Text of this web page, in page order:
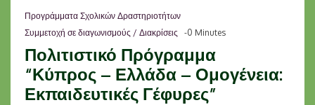
Προγράμματα Σχολικών Δραστηριοτήτων
Συμμετοχή σε διαγωνισμούς / Διακρίσεις
-0 Minutes
Πολιτιστικό Πρόγραμμα
“Κύπρος – Ελλάδα – Ομογένεια:
Εκπαιδευτικές Γέφυρες”